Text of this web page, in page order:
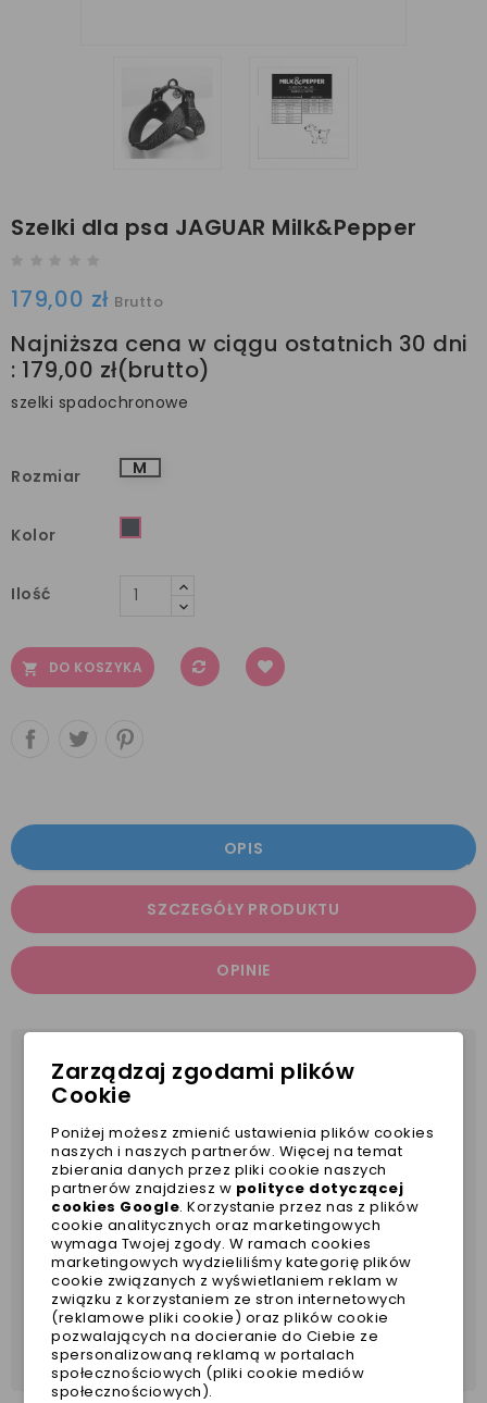
Szelki dla psa JAGUAR Milk&Pepper
179,00 zł
Najniższa cena w ciągu ostatnich 30 dni
: 179,00 zł
Brutto
szelki spadochronowe
Rozmiar M
Kolor
czarny
Ilość
 DO KOSZYKA
OPIS
SZCZEGÓŁY PRODUKTU
OPINIE
Regulowana uprząż z czarnej skóry w małe szare
plamki,
idealnie dopasowane metalowe dodatki,
odpowiednie do różnych sylwetek psów,
Łatwe zakładanie i zdejmowanie,
ekskluzywnego charakteru nadają metalowe
logotypy i zapięcia.
Dostępne dwa rozmiary: XS dla piesków o obwodzie
22-28cm i M o obwodzie 42-50cm
Do kompletu można dobrać smycz i obroże.
Zarządzaj zgodami plików
Cookie
Poniżej możesz zmienić ustawienia plików cookies
naszych i naszych partnerów. Więcej na temat
zbierania danych przez pliki cookie naszych
partnerów znajdziesz w polityce dotyczącej
cookies Google. Korzystanie przez nas z plików
cookie analitycznych oraz marketingowych
wymaga Twojej zgody. W ramach cookies
marketingowych wydzieliliśmy kategorię plików
cookie związanych z wyświetlaniem reklam w
związku z korzystaniem ze stron internetowych
(reklamowe pliki cookie) oraz plików cookie
pozwalających na docieranie do Ciebie ze
spersonalizowaną reklamą w portalach
społecznościowych (pliki cookie mediów
społecznościowych).